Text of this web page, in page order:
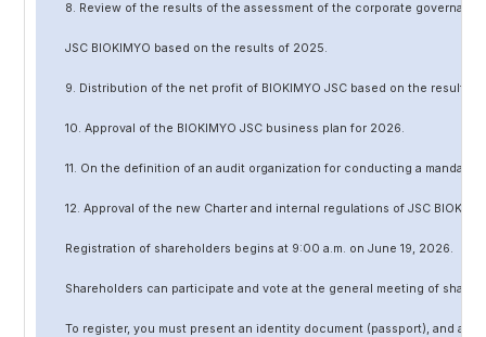
8. Review of the results of the assessment of the corporate
JSC BIOKIMYO based on the results of 2025.
9. Distribution of the net profit of BIOKIMYO JSC based on the results
10. Approval of the BIOKIMYO JSC business plan for 2026.
11. On the definition of an audit organization for conducting a
12. Approval of the new Charter and internal regulations of JSC
Registration of shareholders begins at 9:00 a.m. on June 19, 2026.
Shareholders can participate and vote at the general meeting of
To register, you must present an identity document (passport), and a